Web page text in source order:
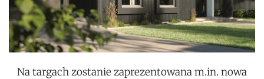
Na targach zostanie zaprezentowana m.in. nowa